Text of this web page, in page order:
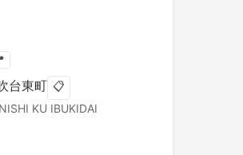
台東町 📋
KU IBUKIDAI